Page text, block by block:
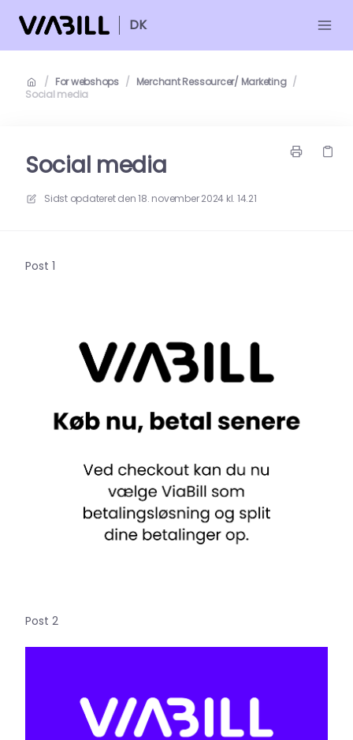
DK
/ For webshops / Merchant Ressourcer/ Marketing /
Social media
Social media
Sidst opdateret den18. november 2024 kl. 14.21
Post 1
Post 2